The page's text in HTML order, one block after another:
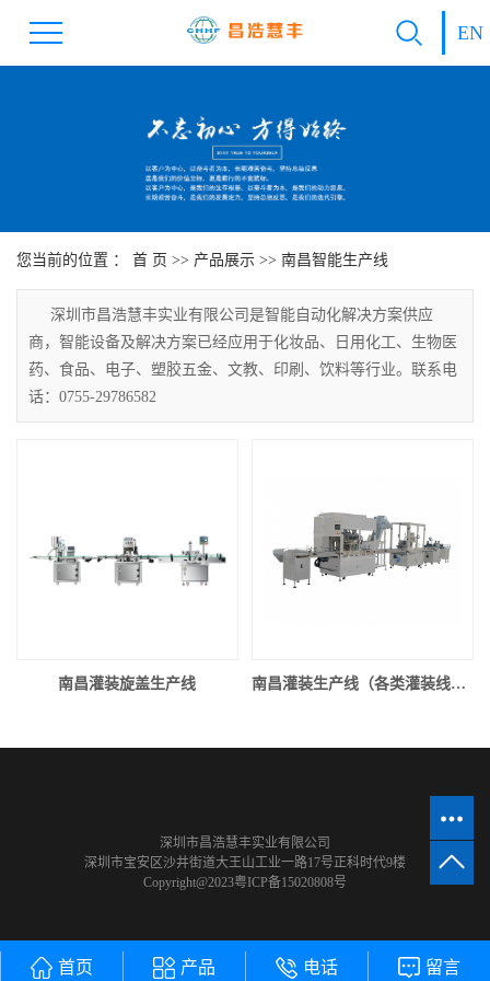
EN
您当前的位置 ： 首 页 >> 产品展示 >> 南昌智能生产线
深圳市昌浩慧丰实业有限公司是智能自动化解决方案供应
商，智能设备及解决方案已经应用于化妆品、日用化工、生物医
药、食品、电子、塑胶五金、文教、印刷、饮料等行业。联系电
话：0755-29786582
南昌灌装旋盖生产线 南昌灌装生产线（各类灌装线，可接受出方案定制）
深圳市昌浩慧丰实业有限公司
深圳市宝安区沙井街道大王山工业一路17号正科时代9楼
Copyright@2023粤ICP备15020808号
首页 产品 电话 留言